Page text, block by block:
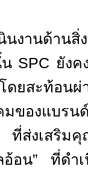
นงานด้านสิ่
SPC ยังค
ดยสะท้อน
มของแบร
ส่งเสริมคุ
น” ที่ดำเ